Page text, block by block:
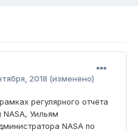
2018 (изменено)
регулярного отчёта
Уильям
NASA по